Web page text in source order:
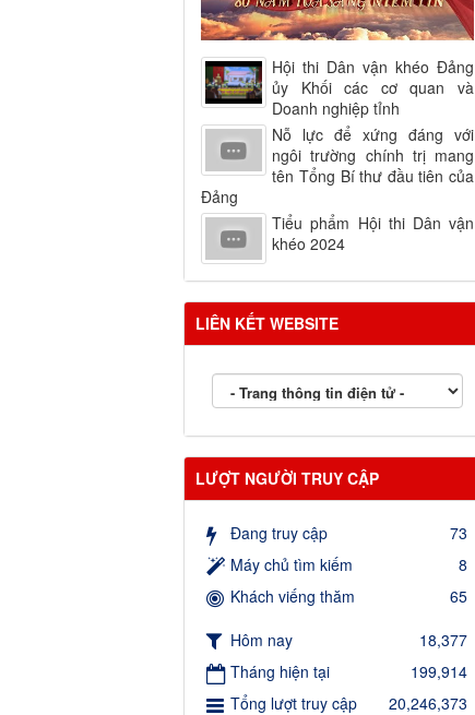
Hội thi Dân vận khéo Đảng
ủy Khối các cơ quan và
Doanh nghiệp tỉnh
Nỗ lực để xứng đáng với
ngôi trường chính trị mang
tên Tổng Bí thư đầu tiên của
Đảng
Tiểu phẩm Hội thi Dân vận
khéo 2024
LIÊN KẾT WEBSITE
LƯỢT NGƯỜI TRUY CẬP
Đang truy cập
73
Máy chủ tìm kiếm
8
Khách viếng thăm
65
Hôm nay
18,377
Tháng hiện tại
199,914
Tổng lượt truy cập
20,246,373